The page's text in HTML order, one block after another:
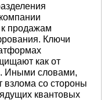
продажам
Ключи
как от
Иными словами,
со стороны
квантовых